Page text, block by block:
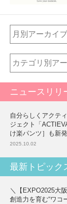
月別アーカイブ
カテゴリ別ア
ニュースリリ
自分らしくアクテ
ジェクト「
け楽パンツ］も新
2025.10.02
最新トピック
＼【EXPO2025大
創造力を育む“ワコ